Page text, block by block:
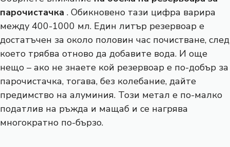
парочистачка . Обикновено тази цифра варира
между 400-1000 мл. Един литър резервоар е
достатъчен за около половин час почистване, след
което трябва отново да добавите вода. И още
нещо – ако не знаете кой резервоар е по-добър за
парочистачка, тогава, без колебание, дайте
предимство на алуминия. Този метал е по-малко
податлив на ръжда и мащаб и се нагрява
многократно по-бързо.